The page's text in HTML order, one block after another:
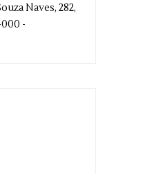
Naves, 282,
-